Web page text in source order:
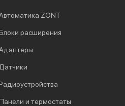
ZONT
расширения
Датчики
и термостаты